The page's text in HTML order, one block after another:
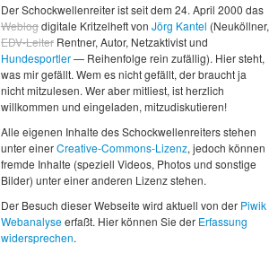
Der Schockwellenreiter ist seit dem 24. April 2000 das
Weblogdigitale Kritzelheft von Jörg Kantel (Neuköllner,
EDV-Leiter Rentner, Autor, Netzaktivist und
Hundesportler— Reihenfolge rein zufällig). Hier steht,
was mir gefällt. Wem es nicht gefällt, der braucht ja
nicht mitzulesen. Wer aber mitliest, ist herzlich
willkommen und eingeladen, mitzudiskutieren!
Alle eigenen Inhalte des Schockwellenreiters stehen
unter einerCreative-Commons-Lizenz, jedoch können
fremde Inhalte (speziell Videos, Photos und sonstige
Bilder) unter einer anderen Lizenz stehen.
Der Besuch dieser Webseite wird aktuell von der Piwik
Webanalyseerfaßt. Hier können Sie der Erfassung
widersprechen.